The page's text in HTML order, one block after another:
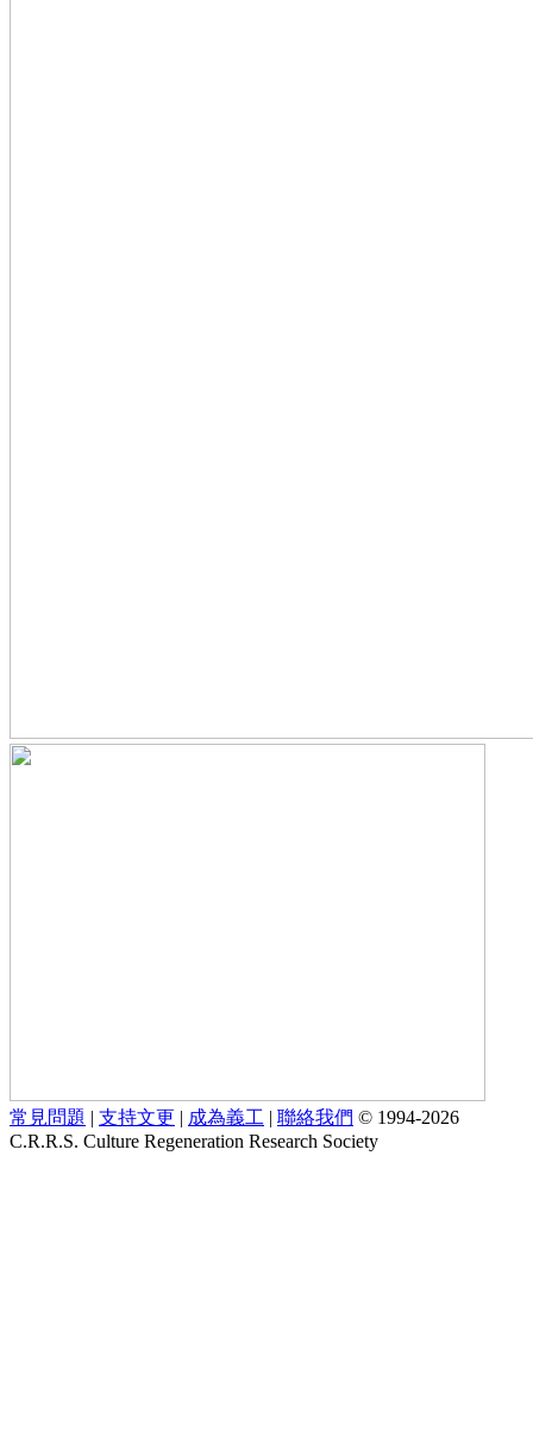
常見問題 | 支持文更 | 成為義工 | 聯絡我們 © 1994-2026
C.R.R.S. Culture Regeneration Research Society